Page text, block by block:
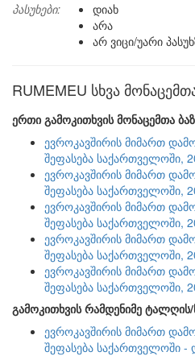
პასუხები:
დიახ
არა
არ ვიცი/უარი
RUMEMEU სხვა
ერთი გამოკითხვის მონაცემთა
ევროკავშირის მიმართ
შეფასება საქართველოში,
ევროკავშირის მიმართ
შეფასება საქართველოში,
ევროკავშირის მიმართ
შეფასება საქართველოში,
ევროკავშირის მიმართ
შეფასება საქართველოში,
ევროკავშირის მიმართ
შეფასება საქართველოში,
გამოკითხვის რამდენიმე
ევროკავშირის მიმართ
შეფასება საქართველოში -